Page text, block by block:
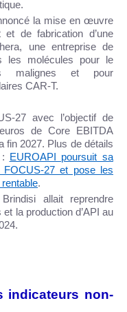
la mise en œuvre
et de fabrication d’une
une entreprise de
les molécules pour le
malignes et pour
CAR-T.
27 avec l’objectif de
de Core EBITDA
fin 2027. Plus de détails
EUROAPI poursuit sa
FOCUS-27 et pose les
.
allait reprendre
la production d’API au
indicateurs non-